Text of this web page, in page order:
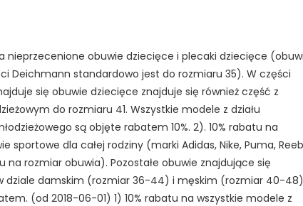
nieprzecenione obuwie dziecięce i plecaki dziecięce
Deichmann standardowo jest do rozmiaru 35). W części
się obuwie dziecięce znajduje się również część z
do rozmiaru 41. Wszystkie modele z działu
są objęte rabatem 10%. 2). 10% rabatu na
sportowe dla całej rodziny (marki Adidas, Nike, Puma,
na rozmiar obuwia). Pozostałe obuwie znajdujące się
dziale damskim (rozmiar 36-44) i męskim (rozmiar 40-
(od 2018-06-01) 1) 10% rabatu na wszystkie modele z